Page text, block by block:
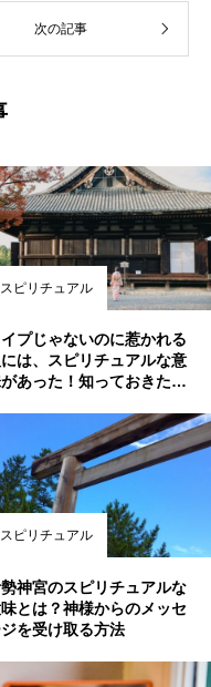
次の記事
スピリチュアル
プじゃないのに惹かれる
には、スピリチュアルな意
あった！知っておきたい
スピリチュアル
神宮のスピリチュアルな
とは？神様からのメッセ
を受け取る方法